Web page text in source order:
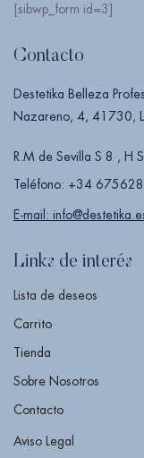
[sibwp_form id=3]
Contacto
Destetika Belleza
Nazareno, 4, 41730,
R.M de Sevilla S 8 ,
Teléfono: +34
E-mail:
Links de interés
Lista de deseos
Carrito
Tienda
Sobre Nosotros
Contacto
Aviso Legal